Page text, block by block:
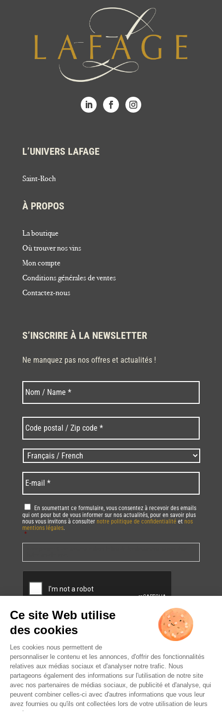
L’UNIVERS LAFAGE
Saint-Roch
À PROPOS
La boutique
Où trouver nos vins
Mon compte
Conditions générales de ventes
Contactez-nous
S’INSCRIRE À LA NEWSLETTER
Ne manquez pas nos offres et actualités !
Nom * Nom
postal
/
Zip
code
* *
Langues
/
Language *
mail *
RGPD *
En soumettant ce formulaire, vous consentez à recevoir des emails
qui ont pour but de vous informer sur nos actualités, pour en savoir plus
nous vous invitons à consulter notre politique de confidentialité et nos
mentions légales.
*